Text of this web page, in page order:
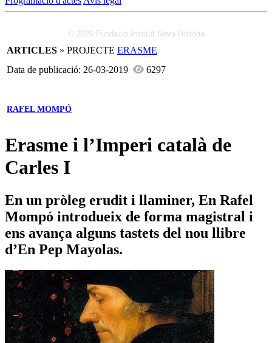
© 2026 Fundació Institut Nova Història
ARTICLES » PROJECTE ERASME
Data de publicació: 26-03-2019
6297
RAFEL MOMPÓ
Erasme i l’Imperi català de
Carles I
En un pròleg erudit i llaminer, En Rafel
Mompó introdueix de forma magistral i
ens avança alguns tastets del nou llibre
d’En Pep Mayolas.